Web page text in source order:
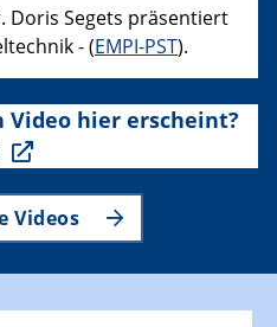
Doris Segets präsentiert
- (EMPI-PST).
Video hier erscheint?
Videos